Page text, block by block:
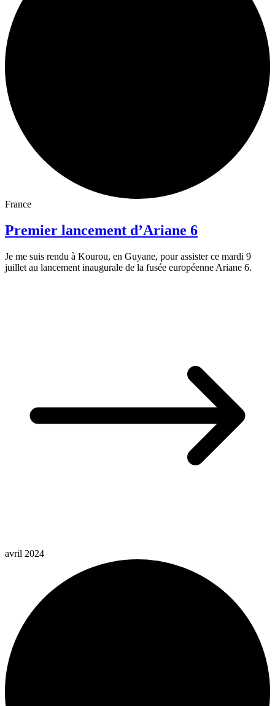
France
Premier lancement d’Ariane 6
Je me suis rendu à Kourou, en Guyane, pour assister ce mardi 9
juillet au lancement inaugurale de la fusée européenne Ariane 6.
avril 2024